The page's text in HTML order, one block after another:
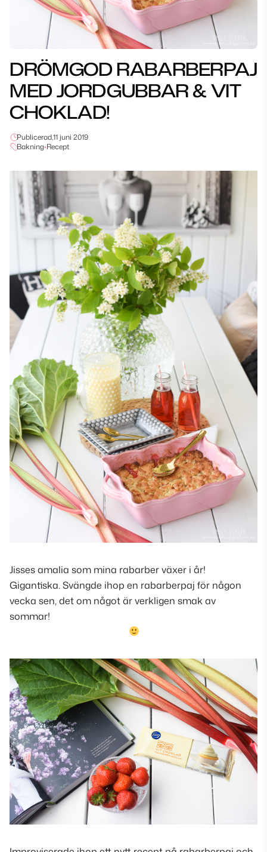
DRÖMGOD RABARBERPAJ
MED JORDGUBBAR & VIT
CHOKLAD!
Publicerad,11 juni 2019
Bakning•Recept
Jisses amalia som mina rabarber växer i år!
Gigantiska. Svängde ihop en rabarberpaj för någon
vecka sen, det om något är verkligen smak av
sommar!